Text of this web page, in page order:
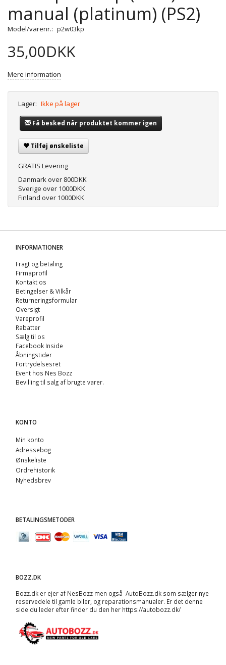
manual (platinum) (PS2)
Model/varenr.: p2w03kp
35,00DKK
Mere information
Lager: Ikke på lager
Få besked når produktet kommer igen
Tilføj ønskeliste
GRATIS Levering
Danmark over 800DKK
Sverige over 1000DKK
Finland over 1000DKK
INFORMATIONER
Fragt og betaling
Firmaprofil
Kontakt os
Betingelser & Vilkår
Returneringsformular
Oversigt
Vareprofil
Rabatter
Sælg til os
Facebook Inside
Åbningstider
Fortrydelsesret
Event hos Nes Bozz
Bevilling til salg af brugte varer.
KONTO
Min konto
Adressebog
Ønskeliste
Ordrehistorik
Nyhedsbrev
BETALINGSMETODER
BOZZ.DK
Bozz.dk er ejer af NesBozz men også AutoBozz.dk som sælger nye
reservedele til gamle biler, og reparationsmanualer. Er det denne
side du leder efter finder du den her https://autobozz.dk/